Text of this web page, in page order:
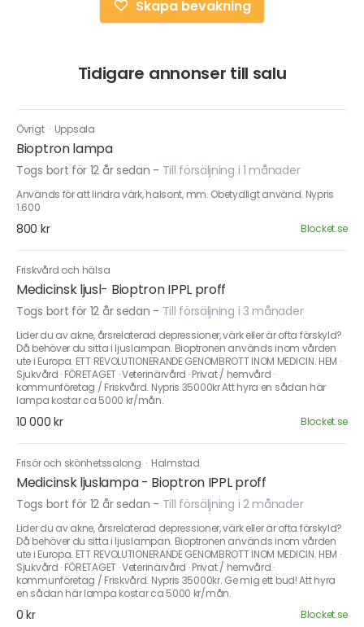
Skapa bevakning
Tidigare annonser till salu
Övrigt · Uppsala
Bioptron lampa
Togs bort för 12 år sedan - Till försäljning i 1 månader
Används för att lindra värk, halsont, mm. Obetydligt använd. Nypris
1.600
800 kr Blocket.se
Friskvård och hälsa
Medicinsk ljusl- Bioptron IPPL proff
Togs bort för 12 år sedan - Till försäljning i 3 månader
Lider du av akne, årsrelaterad depressioner, värk eller är ofta förskyld?
Då behöver du sitta i ljuslampan. Bioptronen används inom vården
ute i Europa. ETT REVOLUTIONERANDE GENOMBROTT INOM MEDICIN. HEM ·
Sjukvård · FÖRETAGET · Veterinärvård · Privat / hemvård ·
kommunföretag / Friskvård. Nypris 35000kr Att hyra en sådan här
lampa kostar ca 5000 kr/mån.
10 000 kr Blocket.se
Frisör och skönhetssalong · Halmstad
Medicinsk ljuslampa - Bioptron IPPL proff
Togs bort för 12 år sedan - Till försäljning i 2 månader
Lider du av akne, årsrelaterad depressioner, värk eller är ofta förskyld?
Då behöver du sitta i ljuslampan. Bioptronen används inom vården
ute i Europa. ETT REVOLUTIONERANDE GENOMBROTT INOM MEDICIN. HEM ·
Sjukvård · FÖRETAGET · Veterinärvård · Privat / hemvård ·
kommunföretag / Friskvård. Nypris 35000kr. Ge mig ett bud! Att hyra
en sådan här lampa kostar ca 5000 kr/mån.
0 kr Blocket.se